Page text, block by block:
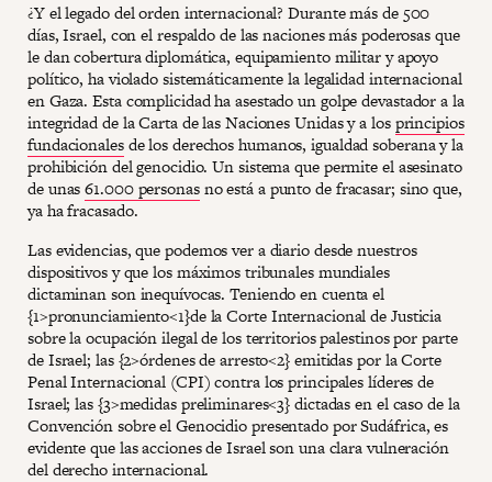
¿Y el legado del orden internacional? Durante más de 500
días, Israel, con el respaldo de las naciones más poderosas que
le dan cobertura diplomática, equipamiento militar y apoyo
político, ha violado sistemáticamente la legalidad internacional
en Gaza. Esta complicidad ha asestado un golpe devastador a la
integridad de la Carta de las Naciones Unidas y a losprincipios
fundacionalesde los derechos humanos, igualdad soberana y la
prohibición del genocidio. Un sistema que permite el asesinato
de unas61.000 personasno está a punto de fracasar; sino que,
ya ha fracasado.
Las evidencias, que podemos ver a diario desde nuestros
dispositivos y que los máximos tribunales mundiales
dictaminan son inequívocas. Teniendo en cuenta el
{1>pronunciamiento<1}de la Corte Internacional de Justicia
sobre la ocupación ilegal de los territorios palestinos por parte
de Israel; las {2>órdenes de arresto<2} emitidas por la Corte
Penal Internacional (CPI) contra los principales líderes de
Israel; las {3>medidas preliminares<3} dictadas en el caso de la
Convención sobre el Genocidio presentado por Sudáfrica, es
evidente que las acciones de Israel son una clara vulneración
del derecho internacional.